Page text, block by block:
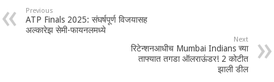
Previous
ATP Finals 2025: संघर्षपूर्ण विजयासह
अल्कारेझ सेमी-फायनलमध्ये
Next
रिटेन्शनआधीच Mumbai Indians च्या
ताफ्यात तगडा ऑलराऊंडर! 2 कोटीत
झाली डील